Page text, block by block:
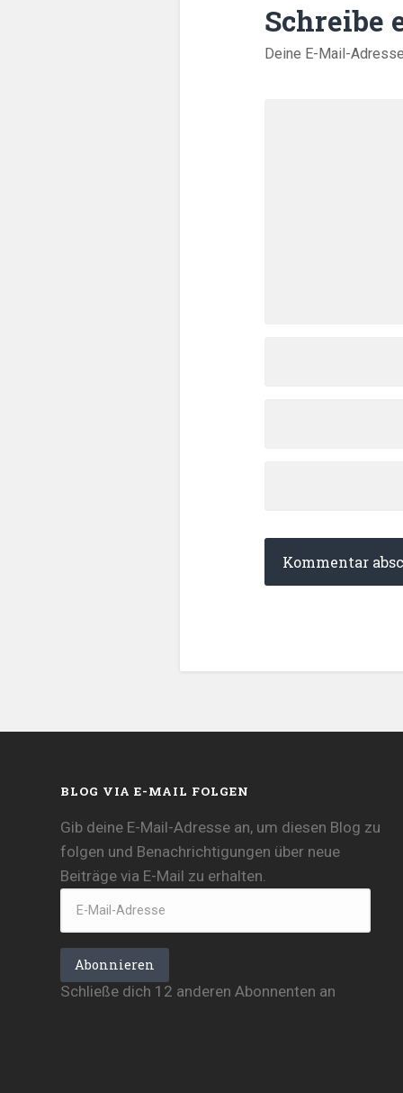
Schreibe
Deine E-Mail-
BLOG VIA E-MAIL FOLGEN
Gib deine E-Mail-Adresse an, um diesen Blog zu
folgen und Benachrichtigungen über neue
Beiträge via E-Mail zu erhalten.
E-
Mail-
Abonnieren
Schließe dich 12 anderen Abonnenten an